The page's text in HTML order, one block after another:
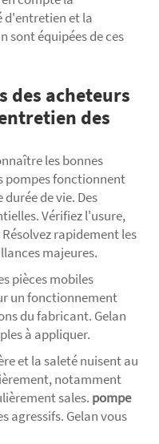
d'entretien et la
sont équipées de ces
des acheteurs
des
les bonnes
pompes fonctionnent
de vie. Des
Vérifiez l'usure,
rapidement les
majeures.
pièces mobiles
un fonctionnement
du fabricant. Gelan
à appliquer.
et la saleté nuisent au
notamment
sales. pompe
agressifs. Gelan vous